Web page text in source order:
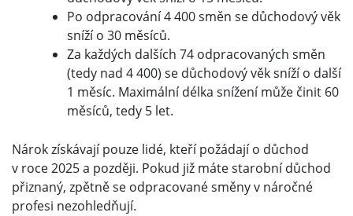
Po odpracování 4 400 směn se důchodový věk
sníží o 30 měsíců.
Za každých dalších 74 odpracovaných směn
(tedy nad 4 400) se důchodový věk sníží o další
1 měsíc. Maximální délka snížení může činit 60
měsíců, tedy 5 let.
Nárok získávají pouze lidé, kteří požádají o důchod
v roce 2025 a později. Pokud již máte starobní důchod
přiznaný, zpětně se odpracované směny v náročné
profesi nezohledňují.